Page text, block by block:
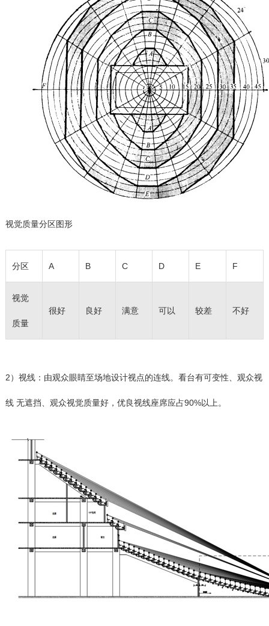
视觉质量分区图形
分区 A B C D E F
视觉
质量
很好 良好 满意 可以 较差 不好
2）视线：由观众眼睛至场地设计视点的连线。看台有可变性、观众视
线 无遮挡、观众视觉质量好，优良视线座席应占90%以上。